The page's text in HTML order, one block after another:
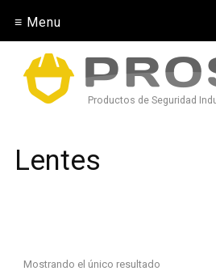
≡ Menu
Productos de Seguridad
Lentes
Mostrando el único resultado